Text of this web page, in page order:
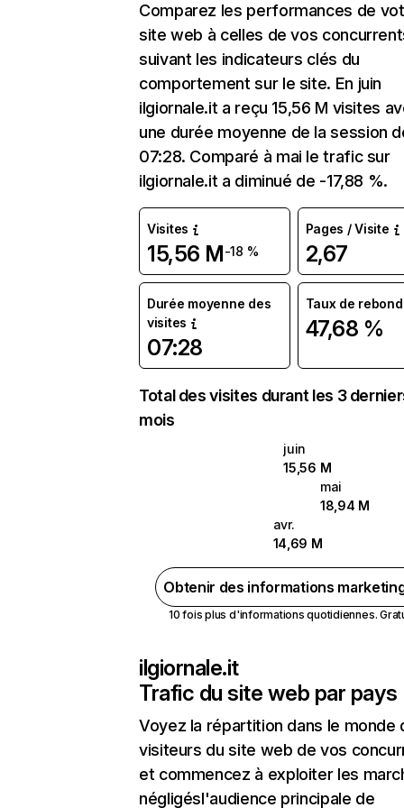
Comparez les performances de
site web à celles de vos
suivant les indicateurs clés du
comportement sur le site. En juin
ilgiornale.it a reçu 15,56 M visites
une durée moyenne de la session
07:28. Comparé à mai le trafic sur
ilgiornale.it a diminué de -17,88 %.
Visites
15,56 M-18 %
Pages / Visite
2,67
Durée moyenne des
visites
07:28
Taux de rebond
47,68 %
Total des visites durant les 3
mois
juin
15,56 M
mai
18,94 M
avr.
14,69 M
Obtenir des informations
10 fois plus d'informations quotidiennes.
ilgiornale.it
Trafic du site web par pays
Voyez la répartition dans le monde
visiteurs du site web de vos
et commencez à exploiter les
négligésl'audience principale de